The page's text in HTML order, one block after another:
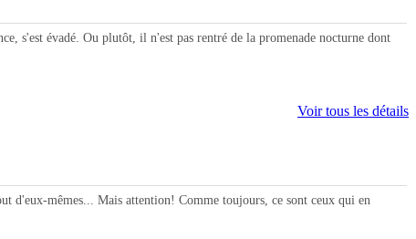
s'est évadé. Ou plutôt, il n'est pas rentré de la promenade nocturne dont
Voir tous les détails
d'eux-mêmes... Mais attention! Comme toujours, ce sont ceux qui en